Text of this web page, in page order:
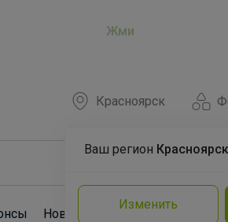
Жми
Красноярск
Ваш регион
Изменить
Новости Команда